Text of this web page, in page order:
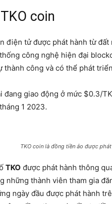
coin
điện tử được phát hành từ
công nghệ hiện đại
thành công và có thể phát
đang giao động ở mức $0.3/
1 2023.
TKO coin là đồng tiền ảo được
TKO được phát hành thông
những thành viên tham gia
ngày đầu được phát hành